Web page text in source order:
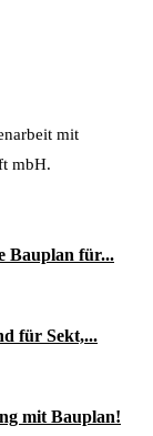
mit
mbH.
Bauplan für...
für Sekt,...
mit Bauplan!